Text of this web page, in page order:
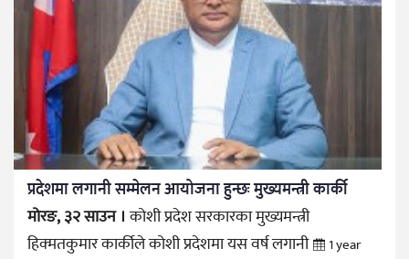
प्रदेशमा लगानी सम्मेलन आयोजना हुन्छः मुख्यमन्त्री कार्की
मोरङ, ३२ साउन ।कोशी प्रदेश सरकारका मुख्यमन्त्री
हिक्मतकुमार कार्कीले कोशी प्रदेशमा यस वर्ष लगानी
1 year